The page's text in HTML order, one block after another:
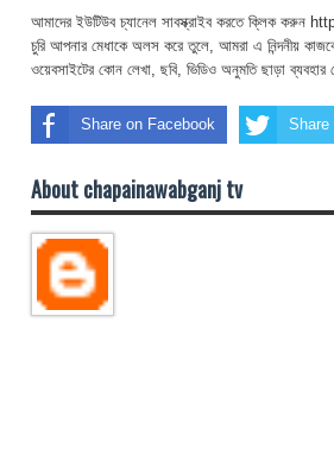
আমাদের ইউটিউব চ্যানেল সাবস্ক্রাইব করতে ক্লিক করুন
চুরি আপনার মেধাকে অলস করে তুলে, আমরা এ নিন্দনীয়
ওয়েবসাইটের কোন লেখা, ছবি, ভিডিও অনুমতি ছাড়া ব্যবহার
Share on Facebook Share
About chapainawabganj tv